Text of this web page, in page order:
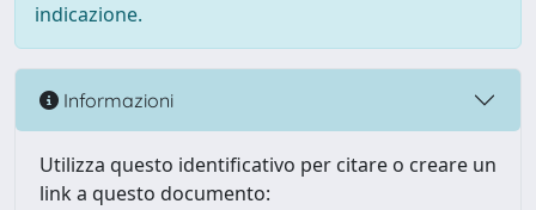
indicazione.
Informazioni
Utilizza questo identificativo per citare o creare un
link a questo documento: